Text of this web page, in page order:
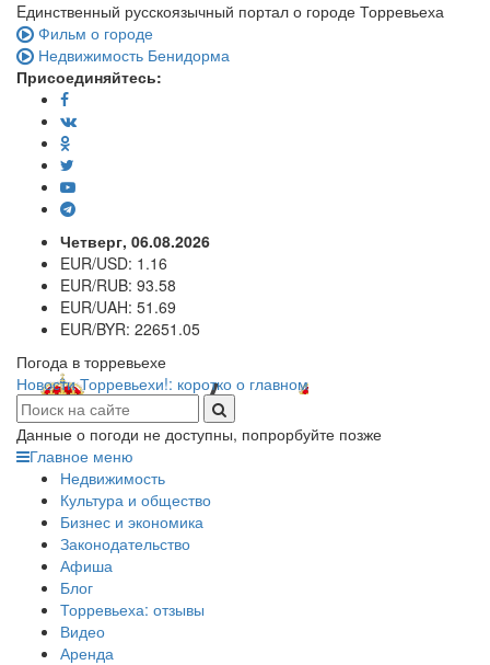
Eдинственный русскоязычный портал о городе Торревьеха
Фильм о городе
Недвижимость Бенидорма
Присоединяйтесь:
Четверг, 06.08.2026
EUR/USD: 1.16
EUR/RUB: 93.58
EUR/UAH: 51.69
EUR/BYR: 22651.05
Погода в торревьехе
Новости Торревьехи!: коротко о главном
Данные о погоди не доступны, попрорбуйте позже
Главное меню
Недвижимость
Культура и общество
Бизнес и экономика
Законодательство
Афиша
Блог
Торревьеха: отзывы
Видео
Аренда